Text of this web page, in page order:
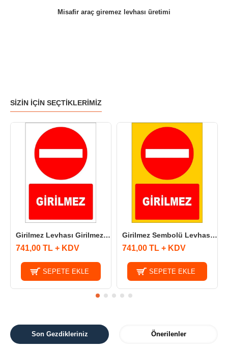
Misafir araç giremez levhası üretimi
SIZIN İÇIN SEÇTIKLERIMIZ
Girilmez Levhası Girilmez İşareti Tabelası Anlamı Sembolü Fiyatı İmalatı
741,00 TL + KDV
SEPETE EKLE
Girilmez Sembolü Levhası Girilmez İşareti Tabelası Anlamı Fiyatı Üretimi
741,00 TL + KDV
SEPETE EKLE
Son Gezdikleriniz Önerilenler